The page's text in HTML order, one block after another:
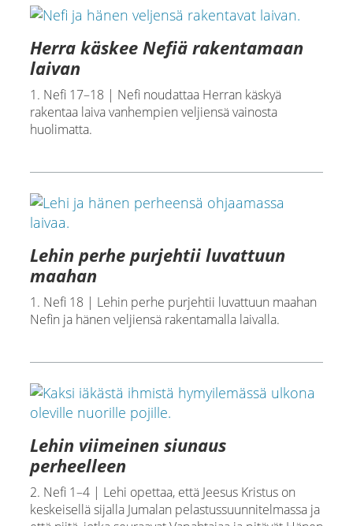
Herra käskee Nefiä rakentamaan
laivan
1. Nefi 17–18 | Nefi noudattaa Herran käskyä
rakentaa laiva vanhempien veljiensä vainosta
huolimatta.
Lehin perhe purjehtii luvattuun
maahan
1. Nefi 18 | Lehin perhe purjehtii luvattuun maahan
Nefin ja hänen veljiensä rakentamalla laivalla.
Lehin viimeinen siunaus
perheelleen
2. Nefi 1–4 | Lehi opettaa, että Jeesus Kristus on
keskeisellä sijalla Jumalan pelastussuunnitelmassa ja